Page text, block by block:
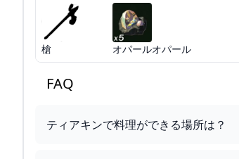
槍 オパールオパール
FAQ
ティアキンで料理ができる場所は？